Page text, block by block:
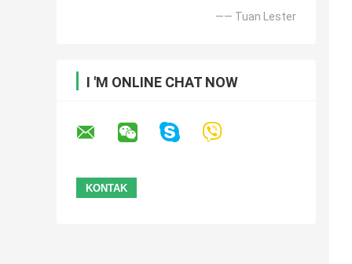
—— Tuan Lester
I 'M ONLINE CHAT NOW